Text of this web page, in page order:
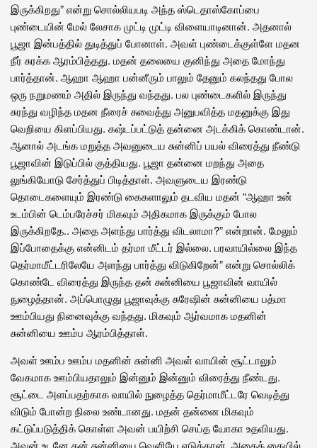
இருக்கிறது” என்று சொல்லியபடி அந்த ஸ்டெதாஸ்கோப்பை
புண்டையின் மேல் லேசாக முட்டி முட்டி விளையாடினான். அதனால்
பூஜா இன்பத்தில் துடித்துப் போனாள். அவள் புண்டைக்குள்ளே மதன
நீர் சுரக்க ஆரம்பித்தது. மதன் தலையை குனிந்து அதை மோந்து
பார்த்தான். ஆஹா ஆஹா பன்னீரும் பாலும் தேனும் கலந்தது போல
ஒரு நறுமணம் அதில் இருந்து வந்தது. பல புண்டைகளில் இருந்து
சுரந்து வழிந்த மதன நீரைச் சுவைத்து அனுபவித்த மதனுக்கு இது
வெறியை கிளப்பியது. கஷ்டப்பட்டுத் தன்னை அடக்கிக் கொண்டான்.
ஆனால் அடங்க மறுத்த அவனுடைய சுன்னிப் பயல் விரைத்து நீண்டு
பூஜாவின் இடுப்பில் குத்தியது. பூஜா தன்னை மறந்து அதை
லுங்கியோடு சேர்த்துப் பிடித்தாள். அவளுடைய இரண்டு
தொடைகளையும் இரண்டு கைகளாலும் தடவிய மதன் “ஆஹா உன்
உடம்பின் டெம்பரேச்சர் மிகவும் அதிகமாக இருக்கும் போல
இருக்கிறதே.. அதை அளந்து பார்த்து விடலாமா?” என்றான். மேலும்
இப்போதைக்கு என்னிடம் தர்மா மீட்டர் இல்லை. பரவாயில்லை இந்த
தெர்மாமீட்டரிலேயே அளந்து பார்த்து விடுகிறேன்” என்று சொல்லிக்
கொண்டே விரைத்து இருந்த தன் சுன்னியை பூஜாவின் வாயில்
நுழைத்தான். அப்பொழுது பூஜாவுக்கு சுரேஷின் சுன்னியை பத்மா
ஊம்பியது நினைவுக்கு வந்தது. மிகவும் ஆர்வமாக மதனின்
சுன்னியை ஊம்ப ஆரம்பித்தாள்.
அவள் ஊம்ப ஊம்ப மதனின் சுன்னி அவள் வாயின் சூட்டாலும்
வேகமாக ஊம்பியதாலும் இன்னும் இன்னும் விரைத்து நீண்டது.
சூட்டை அளப்பதற்காக வாயில் நுழைத்த தெர்மாமீட்டரே வெடித்து
விடும் போன்ற நிலை உண்டானது. மதன் தன்னை மிகவும்
கட்டுப்படுத்திக் கொள்ள அவன் பயிற்சி செய்த யோகா உதவியது.
அவன் உடனே தன் சுன்னியை வெளியே எடுத்தான். அதைக் கையில்